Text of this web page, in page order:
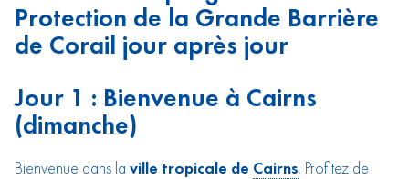
Protection de la Grande Barrière
de Corail jour après jour
Jour 1 : Bienvenue à Cairns
(dimanche)
Bienvenue dans la ville tropicale de Cairns. Profitez de